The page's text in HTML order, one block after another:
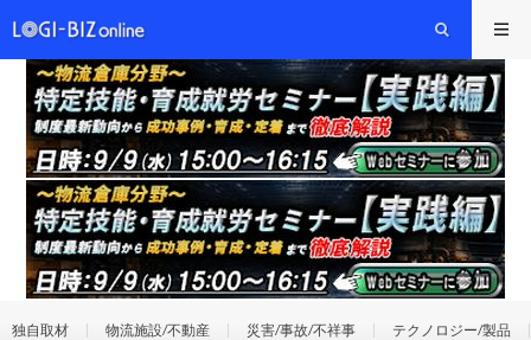
独自取材 物流施設/不動産 災害/事故/不祥事 テクノロジー/製品